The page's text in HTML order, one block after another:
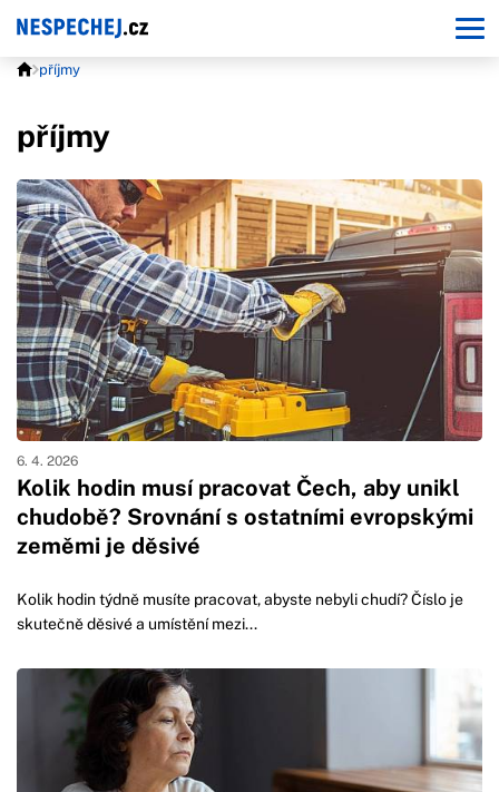
příjmy
příjmy
Kolik hodin musí pracovat Čech, aby unikl
chudobě? Srovnání s ostatními evropskými
zeměmi je děsivé
6. 4. 2026
Kolik hodin týdně musíte pracovat, abyste nebyli chudí? Číslo je
skutečně děsivé a umístění mezi...